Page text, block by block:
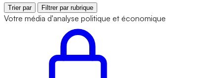
Trier par Filtrer par rubrique
Votre média d'analyse politique et économique